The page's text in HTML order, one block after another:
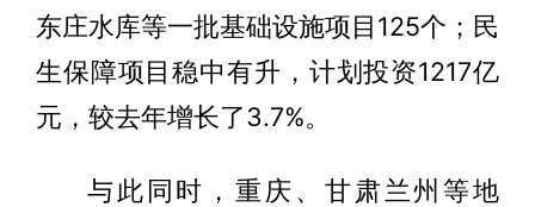
东庄水库等一批基础设施项目125个；民
生保障项目稳中有升，计划投资1217亿
元，较去年增长了3.7%。
与此同时，重庆、甘肃兰州等地